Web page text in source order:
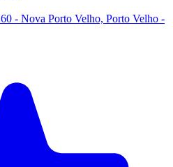
- Nova Porto Velho, Porto Velho -